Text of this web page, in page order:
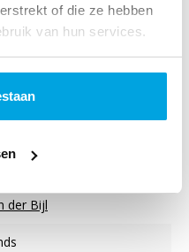
of die ze hebben
van hun services.
dienstbaar aan
der Bijl